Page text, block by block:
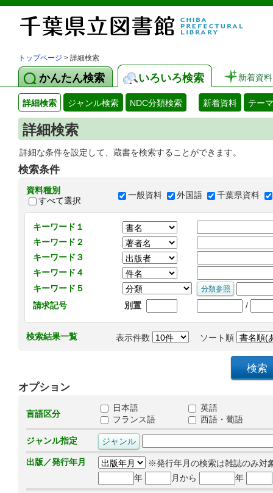
トップページ > 詳細検索
かんたん検索 いろいろ検索 新着資料
詳細検索 ジャンル検索 NDC分類検索 新着資料 テー
詳細検索
詳細な条件を設定して、蔵書を検索することができます。
検索条件
資料種別
すべて選択
一般資料 外国語 千葉県資料
キーワード１
キーワード２
キーワード３
キーワード４
キーワード５
請求記号
別置 /
検索結果一覧 表示件数 ソート順
オプション
言語区分
日本語
英語
フランス語
西語・葡語
ジャンル指定
出版／発行年月
※発行年月の検索は雑誌のみ対
年
月から 年